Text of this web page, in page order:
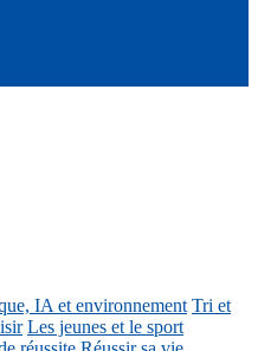
IA et environnement Tri et
Les jeunes et le sport